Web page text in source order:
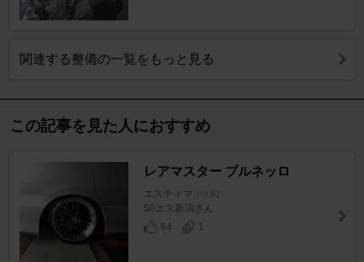
関連する整備の一覧をもっと見る
この記事を見た人におすすめ
レアマスター ブルネッロ
エスティマ [50系]
50エス新潟さん
64
1